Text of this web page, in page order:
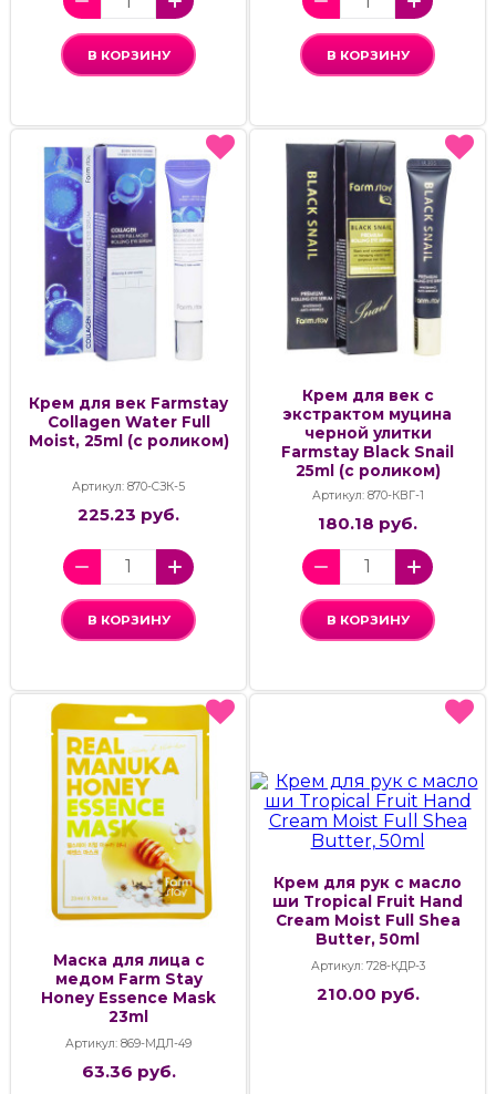
В КОРЗИНУ В КОРЗИНУ
Крем для век Farmstay
Collagen Water Full
Moist, 25ml (с роликом)
Артикул: 870-СЗК-5
225.23 руб.
В КОРЗИНУ
Крем для век с
экстрактом муцина
черной улитки
Farmstay Black Snail
25ml (с роликом)
Артикул: 870-КВГ-1
180.18 руб.
В КОРЗИНУ
Маска для лица с
медом Farm Stay
Honey Essence Mask
23ml
Артикул: 869-МДЛ-49
63.36 руб.
Крем для рук с масло
ши Tropical Fruit Hand
Cream Moist Full Shea
Butter, 50ml
Артикул: 728-КДР-3
210.00 руб.